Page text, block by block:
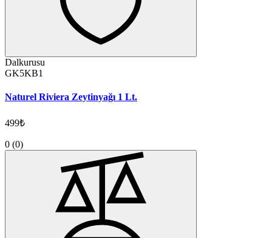
Dalkurusu
GK5KB1
Naturel Riviera Zeytinyağı 1 Lt.
499₺
0 (0)